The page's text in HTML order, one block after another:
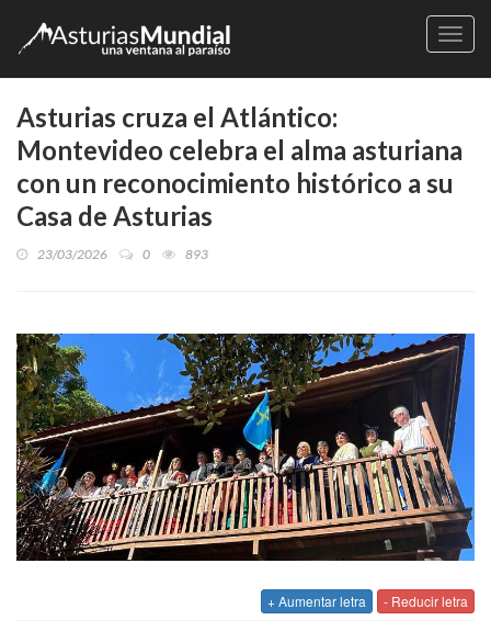
Asturias cruza el Atlántico:
Montevideo celebra el alma asturiana
con un reconocimiento histórico a su
Casa de Asturias
23/03/2026 0 893
+ Aumentar letra - Reducir letra